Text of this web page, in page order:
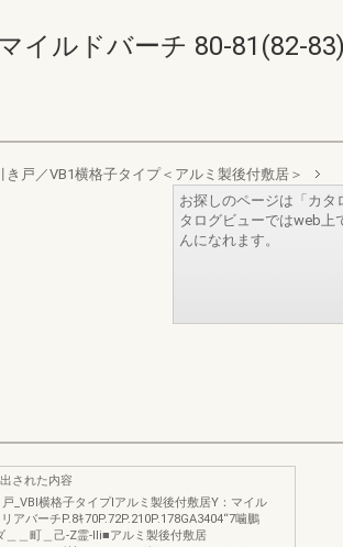
イルドバーチ 80-81(82-83)
き戸／VB1横格子タイプ＜アルミ製後付敷居＞
お探しのページは「カタ
タログビューではweb上
んになれます。
された内容
_VBl横格子タイプIアルミ製後付敷居Y：マイル
アバーチP.8ｷ70P.72P.210P.178GA3404“7噛鵬
＿＿町＿己-Z霊-IIi■アルミ製後付敷居